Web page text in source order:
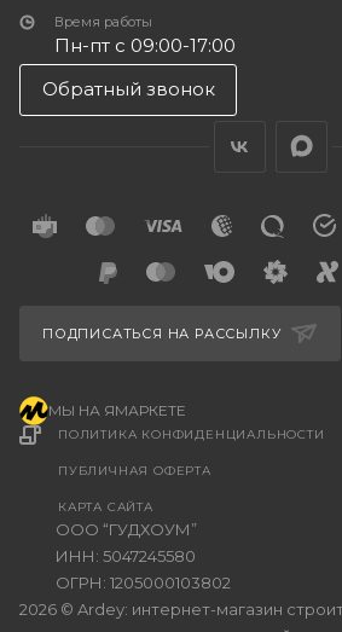
Время работы
Пн-пт с 09:00-17:00
Обратный звонок
2026 © Ardey: интернет-магазин
ООО “ГУДХОУМ”
ИНН: 5047245580
ОГРН: 1205000103802
ПОЛИТИКА КОНФИДЕНЦИАЛЬНОСТИ
ПУБЛИЧНАЯ ОФЕРТА
КАРТА САЙТА
ПОДПИСАТЬСЯ НА РАССЫЛКУ
МЫ НА ЯМАРКЕТЕ